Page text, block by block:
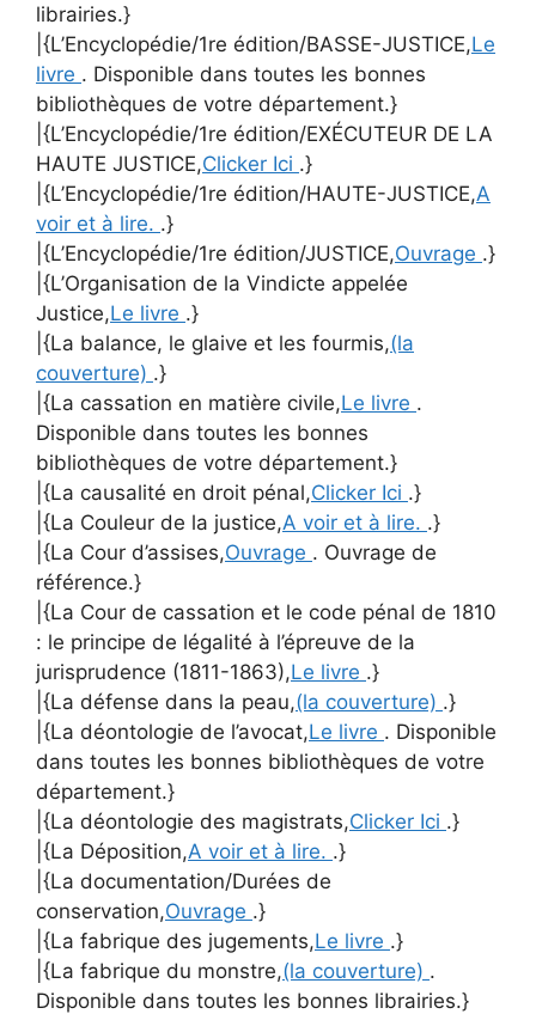
librairies.}
|{L’Encyclopédie/1re édition/BASSE-JUSTICE,Le
livre . Disponible dans toutes les bonnes
bibliothèques de votre département.}
|{L’Encyclopédie/1re édition/EXÉCUTEUR DE LA
HAUTE JUSTICE,Clicker Ici .}
|{L’Encyclopédie/1re édition/HAUTE-JUSTICE,A
voir et à lire. .}
|{L’Encyclopédie/1re édition/JUSTICE,Ouvrage .}
|{L’Organisation de la Vindicte appelée
Justice,Le livre .}
|{La balance, le glaive et les fourmis,(la
couverture) .}
|{La cassation en matière civile,Le livre .
Disponible dans toutes les bonnes
bibliothèques de votre département.}
|{La causalité en droit pénal,Clicker Ici .}
|{La Couleur de la justice,A voir et à lire. .}
|{La Cour d’assises,Ouvrage . Ouvrage de
référence.}
|{La Cour de cassation et le code pénal de 1810
: le principe de légalité à l’épreuve de la
jurisprudence (1811-1863),Le livre .}
|{La défense dans la peau,(la couverture) .}
|{La déontologie de l’avocat,Le livre . Disponible
dans toutes les bonnes bibliothèques de votre
département.}
|{La déontologie des magistrats,Clicker Ici .}
|{La Déposition,A voir et à lire. .}
|{La documentation/Durées de
conservation,Ouvrage .}
|{La fabrique des jugements,Le livre .}
|{La fabrique du monstre,(la couverture) .
Disponible dans toutes les bonnes librairies.}